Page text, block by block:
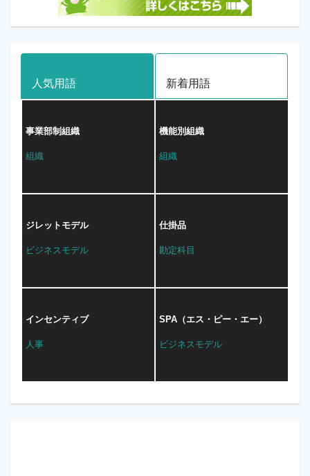
人気用語 新着用語
事業部制組織
組織
機能別組織
組織
ジレットモデル
ビジネスモデル
仕掛品
勘定科目
インセンティブ
人事
SPA（エス・ピー・エー）
ビジネスモデル